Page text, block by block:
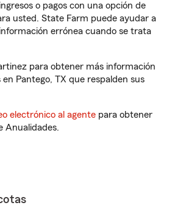
o pagos con una opción de
usted. State Farm puede ayudar a
errónea cuando se trata
para obtener más información
Pantego, TX que respalden sus
electrónico al agente para obtener
Anualidades.